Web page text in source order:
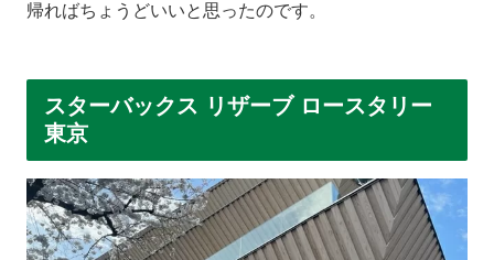
帰ればちょうどいいと思ったのです。
スターバックス リザーブ ロースタリー
東京